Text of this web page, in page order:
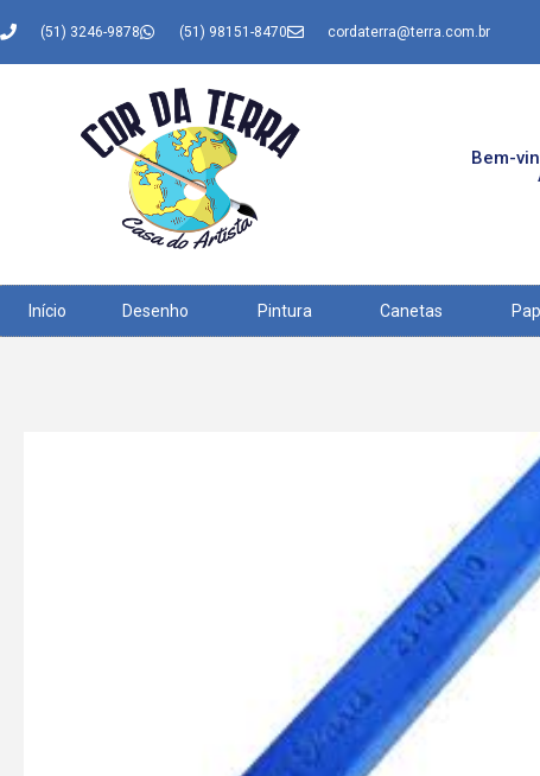
(51) 3246-9878 (51) 98151-8470 cordaterra@terra.com.br
Bem-
Início Desenho Pintura Canetas